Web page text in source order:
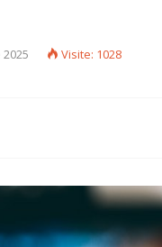
Visite: 1028